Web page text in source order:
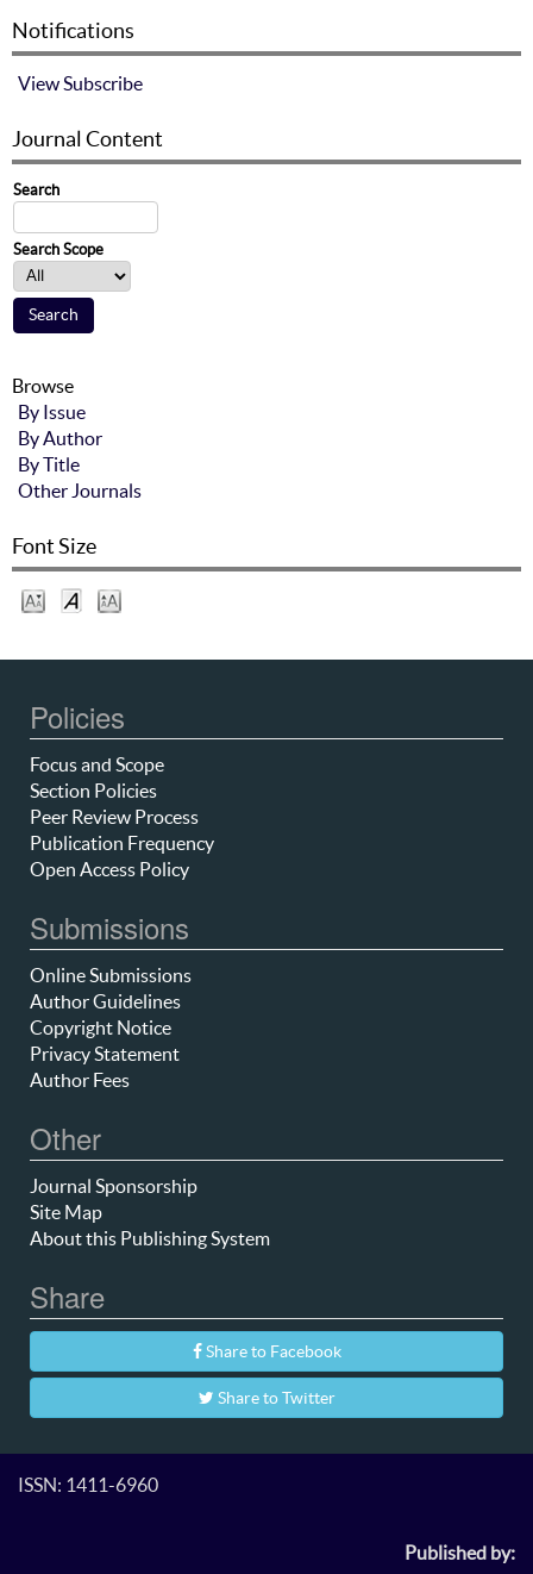
Notifications
ViewSubscribe
Journal Content
Search
Search Scope
Browse
By Issue
By Author
By Title
Other Journals
Font Size
Policies
Focus and Scope
Section Policies
Peer Review Process
Publication Frequency
Open Access Policy
Submissions
Online Submissions
Author Guidelines
Copyright Notice
Privacy Statement
Author Fees
Other
Journal Sponsorship
Site Map
About this Publishing System
Share
Share to Facebook
Share to Twitter
ISSN: 1411-6960
Published by: